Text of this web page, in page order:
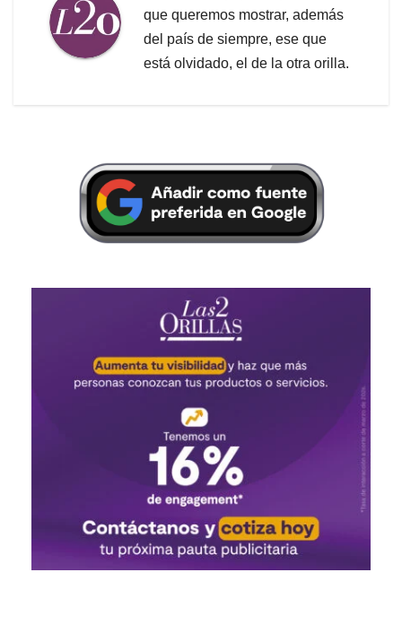
que queremos mostrar, además
del país de siempre, ese que
está olvidado, el de la otra orilla.